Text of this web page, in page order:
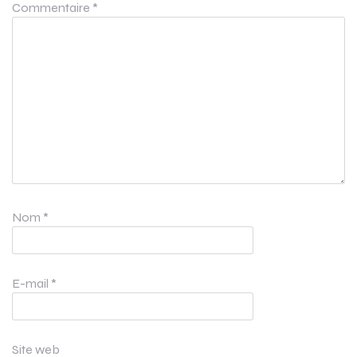
Commentaire *
Nom *
E-mail *
Site web